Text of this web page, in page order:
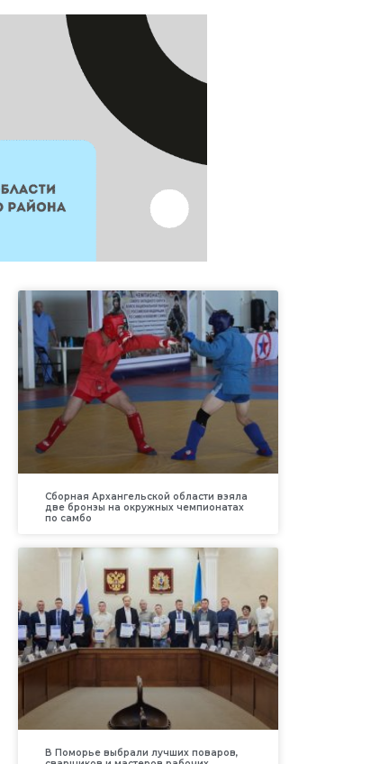
Сборная Архангельской области взяла
две бронзы на окружных чемпионатах
по самбо
В Поморье выбрали лучших поваров,